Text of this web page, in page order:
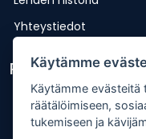
Yhteystiedot
Pikalinkit
Lähetä uutisvinkki
Kopiointiohje
Käytämme
Käytämme evästeitä
räätälöimiseen,
tukemiseen ja